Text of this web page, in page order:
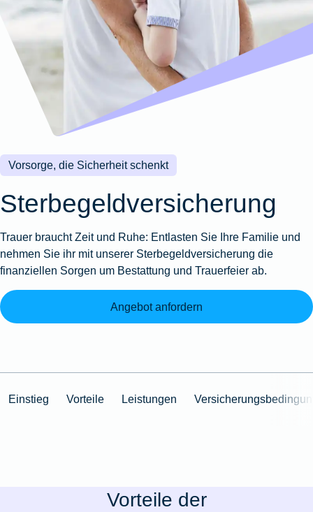
Wohnungsschutzbrief
Produktübersicht
Gewässerschadenhaftpflicht
Zur
Produktübersicht
Produktübersicht
Reisehaftpflichtversicherung
Reiserücktrittsversicherung
Produktübersicht
Produktübersicht
Produktübersicht
Produktübersicht
Montageversicherung
Zur
Produktübersicht
Gruppenunfall für
Betriebe
Produktübersicht
Kunstversicherung
Ausstellungsversicherung
Valorenversicherung
Oldtimersammlungsversicherung
Zur
Vorsorge, die Sicherheit schenkt
Sterbegeldversicherung
Trauer braucht Zeit und Ruhe: Entlasten Sie Ihre Familie und
nehmen Sie ihr mit unserer Sterbegeldversicherung die
finanziellen Sorgen um Bestattung und Trauerfeier ab.
Angebot anfordern
Einstieg Vorteile Leistungen
Vorteile der